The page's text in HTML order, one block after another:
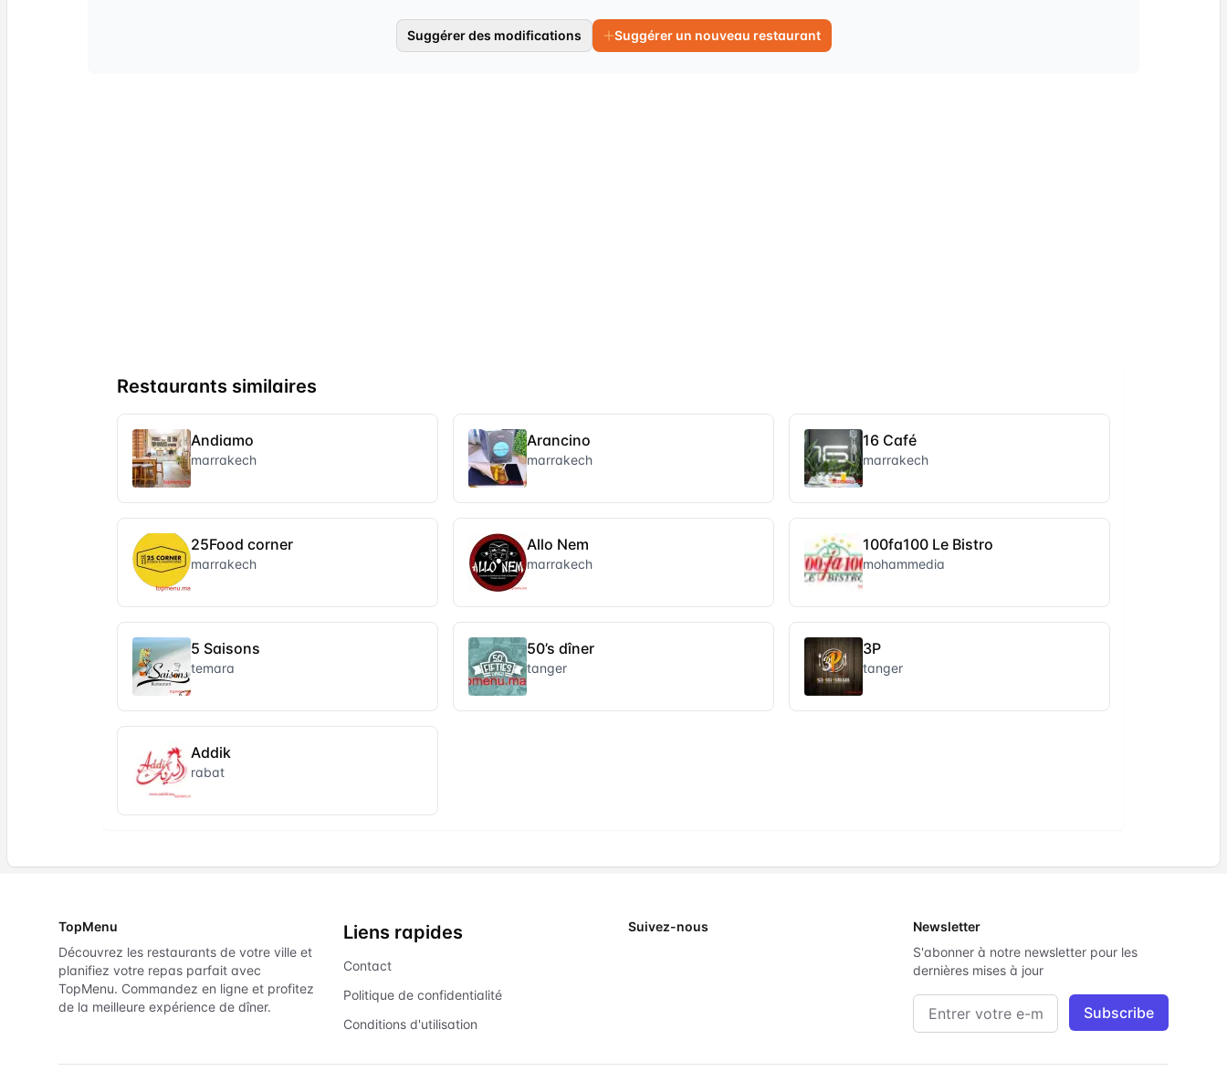
Suggérer des modifications Suggérer un nouveau restaurant
Restaurants similaires
Andiamo
marrakech
Arancino
marrakech
16 Café
marrakech
25Food corner
marrakech
Allo Nem
marrakech
100fa100 Le Bistro
mohammedia
5 Saisons
temara
50’s dîner
tanger
3P
tanger
Addik
rabat
TopMenu
Découvrez les restaurants de votre ville et
planifiez votre repas parfait avec
TopMenu. Commandez en ligne et profitez
de la meilleure expérience de dîner.
Liens rapides
Contact
Politique de confidentialité
Conditions d'utilisation
Suivez-nous
Newsletter
S'abonner à notre newsletter pour les
dernières mises à jour
Adresse e-mail Subscribe